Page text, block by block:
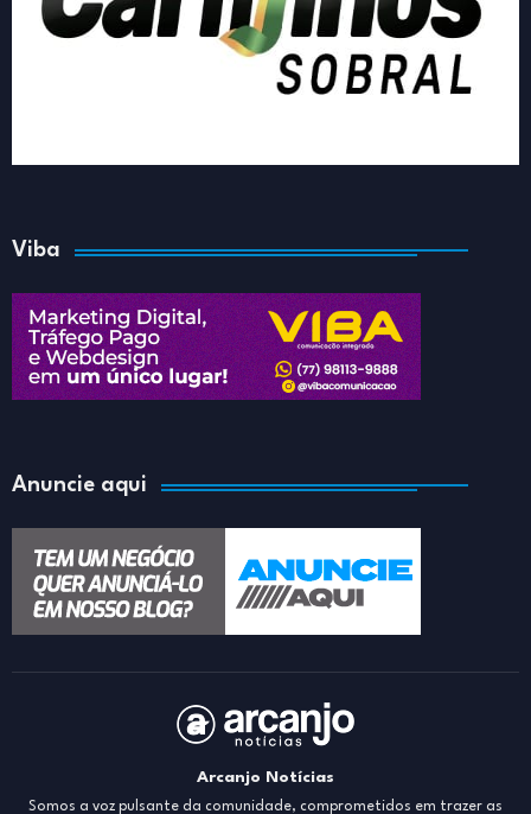
Viba
Anuncie aqui
Arcanjo Notícias
Somos a voz pulsante da comunidade, comprometidos em trazer as